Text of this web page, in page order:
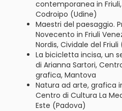
contemporanea in
Codroipo (Udine)
Maestri del paesaggio.
Novecento in Friuli
Nordis, Cividale del Friuli
La bicicletta incisa, un
di Arianna Sartori,
grafica, Mantova
Natura ad arte, grafica
Centro di Cultura La
Este (Padova)